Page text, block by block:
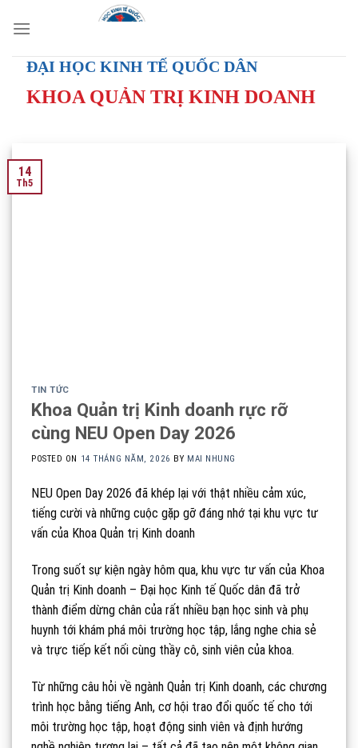
ĐẠI HỌC KINH TẾ QUỐC DÂN
KHOA QUẢN TRỊ KINH DOANH
14
Th5
TIN TỨC
Khoa Quản trị Kinh doanh rực rỡ
cùng NEU Open Day 2026
POSTED ON 14 THÁNG NĂM, 2026 BY MAI NHUNG
NEU Open Day 2026 đã khép lại với thật nhiều cảm xúc,
tiếng cười và những cuộc gặp gỡ đáng nhớ tại khu vực tư
vấn của Khoa Quản trị Kinh doanh
Trong suốt sự kiện ngày hôm qua, khu vực tư vấn của Khoa
Quản trị Kinh doanh – Đại học Kinh tế Quốc dân đã trở
thành điểm dừng chân của rất nhiều bạn học sinh và phụ
huynh tới khám phá môi trường học tập, lắng nghe chia sẻ
và trực tiếp kết nối cùng thầy cô, sinh viên của khoa.
Từ những câu hỏi về ngành Quản trị Kinh doanh, các chương
trình học bằng tiếng Anh, cơ hội trao đổi quốc tế cho tới
môi trường học tập, hoạt động sinh viên và định hướng